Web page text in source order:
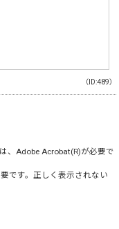
（ID:489）
、Adobe Acrobat(R)が必要で
です。正しく表示されない